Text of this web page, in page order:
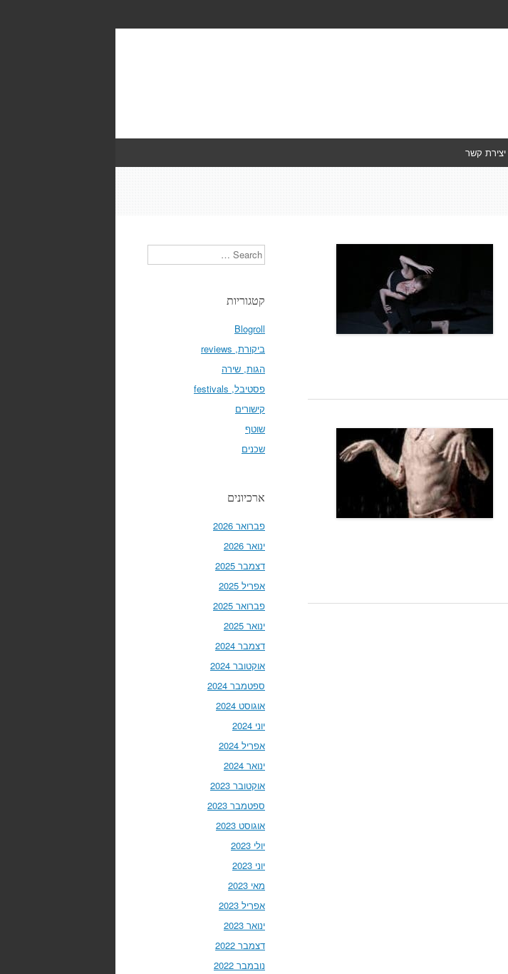
יצירת קשר
Search
קטגוריות
Blogroll
ביקורת, reviews
הגות, שירה
פסטיבל, festivals
קישורים
שוטף
שכנים
ארכיונים
פברואר 2026
ינואר 2026
דצמבר 2025
אפריל 2025
פברואר 2025
ינואר 2025
דצמבר 2024
אוקטובר 2024
ספטמבר 2024
אוגוסט 2024
יוני 2024
אפריל 2024
ינואר 2024
אוקטובר 2023
ספטמבר 2023
אוגוסט 2023
יולי 2023
יוני 2023
מאי 2023
אפריל 2023
ינואר 2023
דצמבר 2022
נובמבר 2022